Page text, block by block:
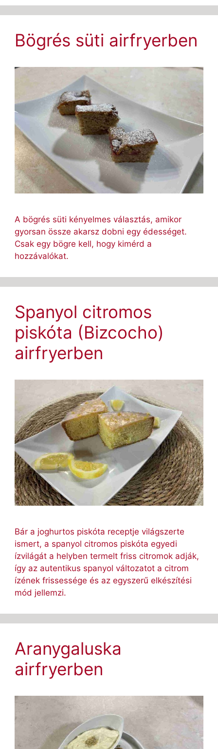
Bögrés süti airfryerben
A bögrés süti kényelmes választás, amikor
gyorsan össze akarsz dobni egy édességet.
Csak egy bögre kell, hogy kimérd a
hozzávalókat.
Spanyol citromos
piskóta (Bizcocho)
airfryerben
Bár a joghurtos piskóta receptje világszerte
ismert, a spanyol citromos piskóta egyedi
ízvilágát a helyben termelt friss citromok adják,
így az autentikus spanyol változatot a citrom
ízének frissessége és az egyszerű elkészítési
mód jellemzi.
Aranygaluska
airfryerben